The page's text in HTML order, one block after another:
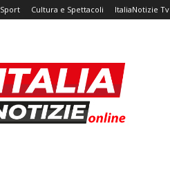
Sport Cultura e Spettacoli ItaliaNotizie Tv